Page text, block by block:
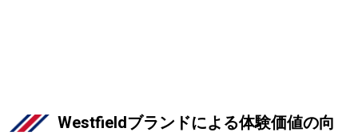
Westfieldブランドによる体験価値の向